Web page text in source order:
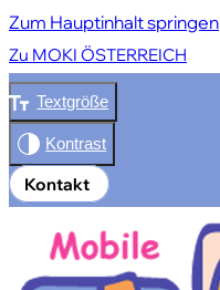
Zum Hauptinhalt springen
Zu MOKI ÖSTERREICH
Textgröße
Kontakt